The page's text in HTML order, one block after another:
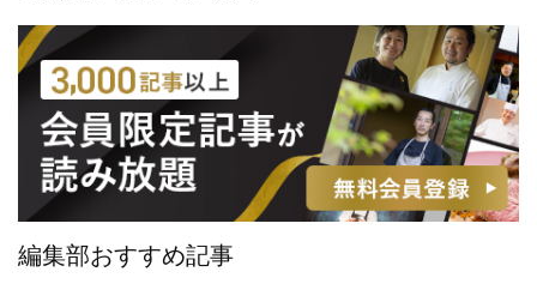
編集部おすすめ記事